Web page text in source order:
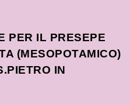
PER IL PRESEPE
(MESOPOTAMICO)
IN